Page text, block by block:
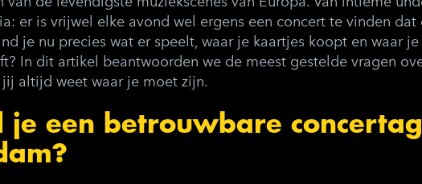
er is vrijwel elke avond wel ergens een concert te vinden
je nu precies wat er speelt, waar je kaartjes koopt en waar
In dit artikel beantwoorden we de meest gestelde vragen
jij altijd weet waar je moet zijn.
een betrouwbare